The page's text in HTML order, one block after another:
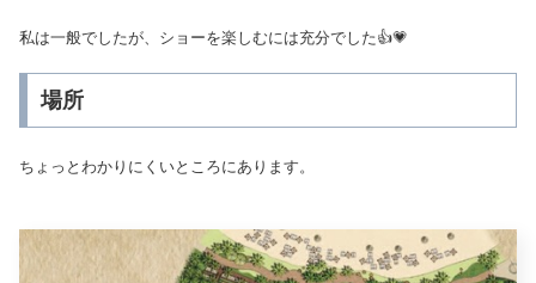
私は一般でしたが、ショーを楽しむには充分でした👍💗
場所
ちょっとわかりにくいところにあります。